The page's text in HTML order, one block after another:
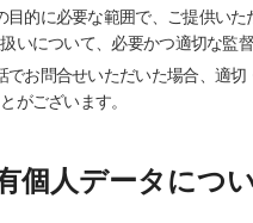
目的に必要な範囲で、ご提供い
いについて、必要かつ適切な監督
でお問合せいただいた場合、適
がございます。
個人データにつ